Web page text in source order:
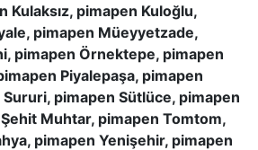
Kulaksız, pimapen Kuloğlu,
pimapen Müeyyetzade,
pimapen Örnektepe, pimapen
Piyalepaşa, pimapen
pimapen Sütlüce, pimapen
Muhtar, pimapen Tomtom,
pimapen Yenişehir, pimapen